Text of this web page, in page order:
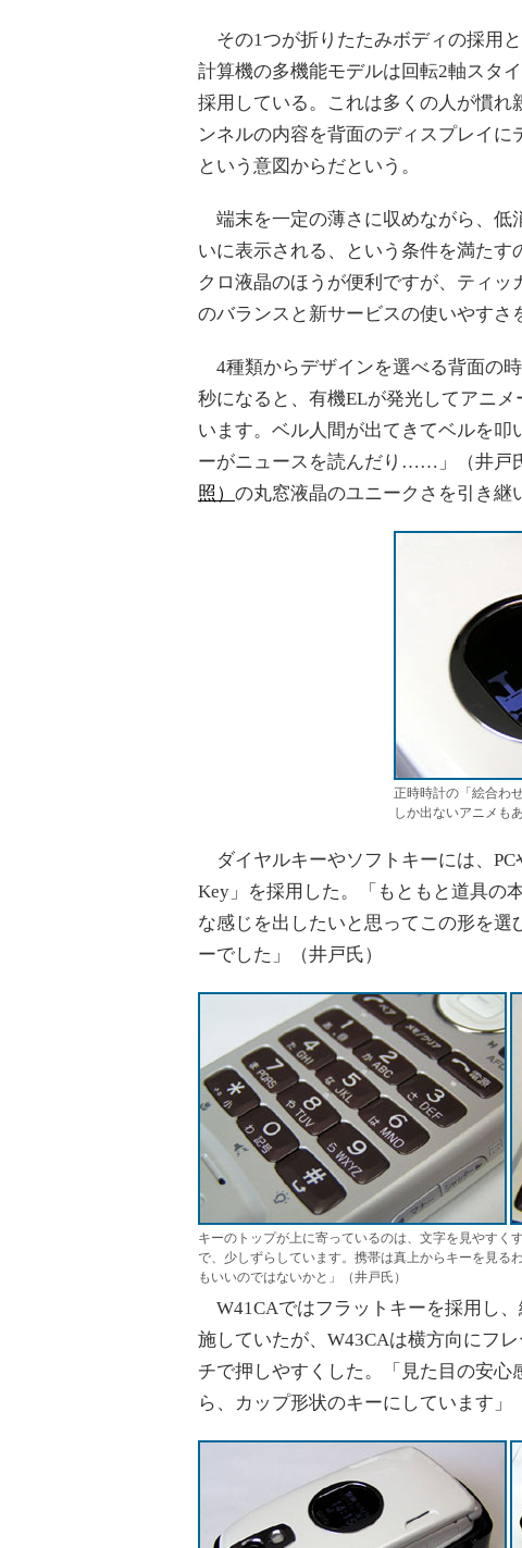
その1つが折りたたみボディの採用
計算機の多機能モデルは回転2軸スタ
採用している。これは多くの人が慣れ
ンネルの内容を背面のディスプレイ
という意図からだという。
端末を一定の薄さに収めながら、低
いに表示される、という条件を満たす
クロ液晶のほうが便利ですが、ティ
のバランスと新サービスの使いやすさ
4種類からデザインを選べる背面の
秒になると、有機ELが発光してアニ
います。ベル人間が出てきてベルを
ーがニュースを読んだり……」（井戸
照） の丸窓液晶のユニークさを引き継
正時時計の「絵合わ
しか出ないアニメも
ダイヤルキーやソフトキーには、PC
Key」を採用した。「もともと道具の
な感じを出したいと思ってこの形を
ーでした」（井戸氏）
キーのトップが上に寄っているのは、文字を見やすく
で、少しずらしています。携帯は真上からキーを見る
もいいのではないかと」（井戸氏）
W41CAではフラットキーを採用し
施していたが、W43CAは横方向にフ
チで押しやすくした。「見た目の安
ら、カップ形状のキーにしています」